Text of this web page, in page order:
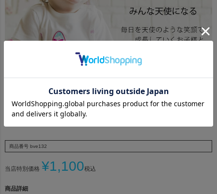
私たちの想いをぜひご覧ください
商品番号 bve132
当店特別価格 ¥1,100税込
商品詳細